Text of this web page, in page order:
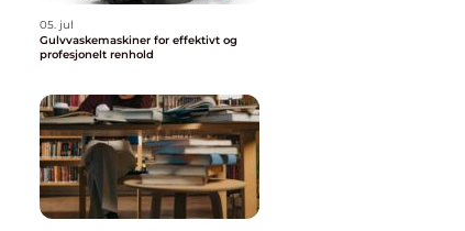
05. jul
Gulvvaskemaskiner for effektivt og
profesjonelt renhold